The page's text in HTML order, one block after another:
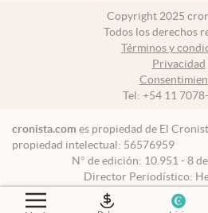
Copyright 2025
Todos los derechos
Términos y
Privacidad
Tel: +54 11
cronista.com es propiedad de El
propiedad intelectual: 56576959
N° de edición: 10.951 - 8
Director Periodístico: